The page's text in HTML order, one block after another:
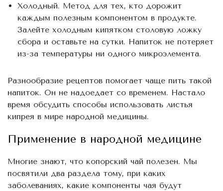
Холодный. Метод для тех, кто дорожит
каждым полезным компонентом в продукте.
Залейте холодным кипятком столовую ложку
сбора и оставьте на сутки. Напиток не потеряет
из-за температуры ни одного микроэлемента.
Разнообразие рецептов помогает чаще пить такой
напиток. Он не надоедает со временем. Настало
время обсудить способы использовать листья
кипрея в мире народной медицины.
Применение в народной медицине
Многие знают, что копорский чай полезен. Мы
посвятили два раздела тому, при каких
заболеваниях, какие компоненты чая будут